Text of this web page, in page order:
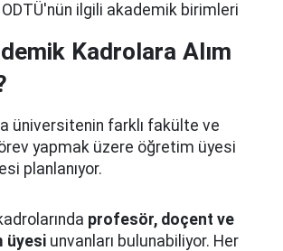
ODTÜ'nün ilgili akademik birimleri
Kadrolara Alım
üniversitenin farklı fakülte ve
yapmak üzere öğretim üyesi
planlanıyor.
profesör, doçent ve
üyesi unvanları bulunabiliyor. Her